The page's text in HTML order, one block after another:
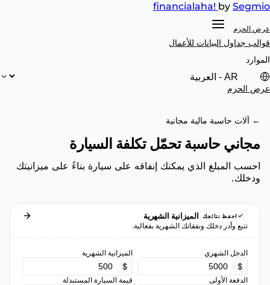
financialaha! by Segmio
عرض الحزم
قوالب جداول البيانات للأعمال
الموارد
عرض الحزم
← آلات حاسبة مالية مجانية
مجاني حاسبة تحمّل تكلفة السيارة
احسب المبلغ الذي يمكنك إنفاقه على سيارة بناءً على ميزانيتك
ودخلك.
احفظ نتائجك الميزانية الشهرية
تتبع وأدر دخلك ونفقاتك الشهرية بفعالية.
الدخل الشهري
$
الميزانية الشهرية
$
الدفعة الأولى قيمة السيارة المستبدلة